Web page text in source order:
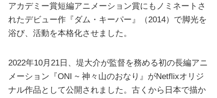
アカデミー賞短編アニメーション賞にもノミネートさ
れたデビュー作『ダム・キーパー』（2014）で脚光を
浴び、活動を本格化させました。
2022年10月21日、堤大介が監督を務める初の長編アニ
メーション『ONI ~ 神々山のおなり』がNetflixオリジ
ナル作品として公開されました。古くから日本で描か